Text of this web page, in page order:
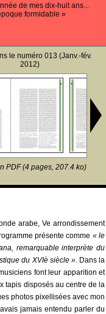
de mes dix-huit ans...
formidable »
le numéro 013 (Janv.-fév.
2012)
PDF (4 pages, 207.4 ko)
arabe, Ve arrondissement
présente comme « le
remarquable interprète du
du XVIè siècle ». Dans la
font leur apparition et
tapis disposés au centre de la
photos pixellisées avec mon
jamais entendu parler du